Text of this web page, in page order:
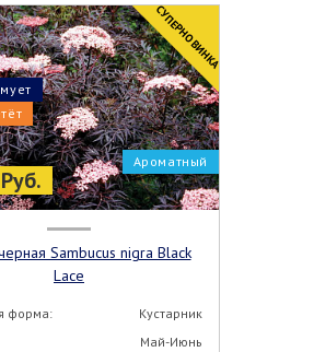
CУПЕРНОВИНКА
Ароматный
Lace
форма:
Кустарник
Май-Июнь